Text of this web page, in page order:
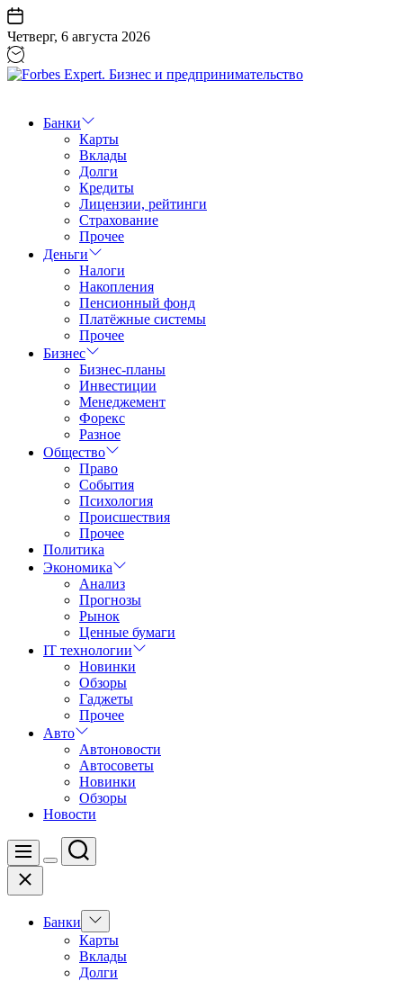
Перейти
к
содержанию
Четверг, 6 августа 2026
Бизнес
предпринимательство
Банки
Карты
Вклады
Долги
Кредиты
Лицензии, рейтинги
Страхование
Прочее
Деньги
Налоги
Накопления
Пенсионный фонд
Платёжные системы
Прочее
Бизнес
Бизнес-планы
Инвестиции
Менеджемент
Форекс
Разное
Общество
Право
События
Психология
Происшествия
Прочее
Политика
Экономика
Анализ
Прогнозы
Рынок
Ценные бумаги
IT технологии
Новинки
Обзоры
Гаджеты
Прочее
Авто
Автоновости
Автосоветы
Новинки
Обзоры
Новости
Меню
Цвет
Поиск
Закрыть
Банки
Показать
подменю
Карты
Вклады
Долги